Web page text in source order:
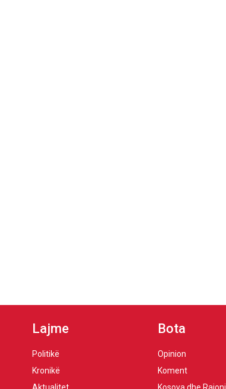
Lajme
Politikë
Kronikë
Bota
Opinion
Koment